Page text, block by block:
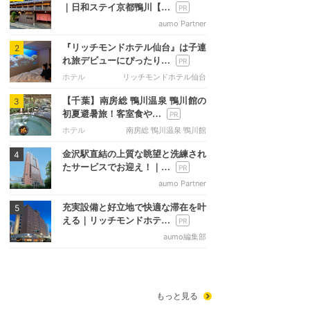
｜日和ステイ京都鴨川【…
aumo Partner
2
『リッチモンドホテル仙台』は子連
れ旅デビューにぴったり…
ホテル リッチモンドホテル仙台
3
【千葉】南房総 鴨川温泉 鴨川館の
初夏避暑旅！客室食や…
ホテル 南房総 鴨川温泉 鴨川館
4
金沢駅直結の上質な眺望と洗練され
たサービスでお迎え！｜…
aumo Partner
5
充実設備と好立地で快適な滞在を叶
える｜リッチモンドホテ…
aumo編集部
もっと見る